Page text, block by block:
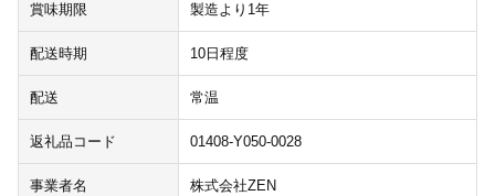
賞味期限 製造より1年
配送時期 10日程度
配送 常温
返礼品コード 01408-Y050-0028
事業者名 株式会社ZEN